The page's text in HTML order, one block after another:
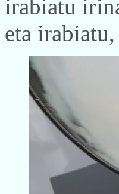
irabiatu
eta irabiatu,